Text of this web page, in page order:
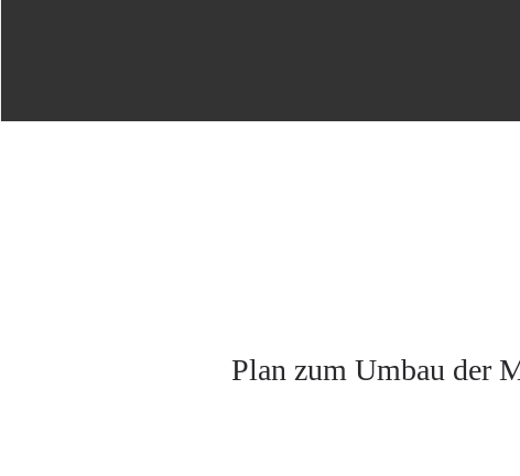
Plan zum Umbau der